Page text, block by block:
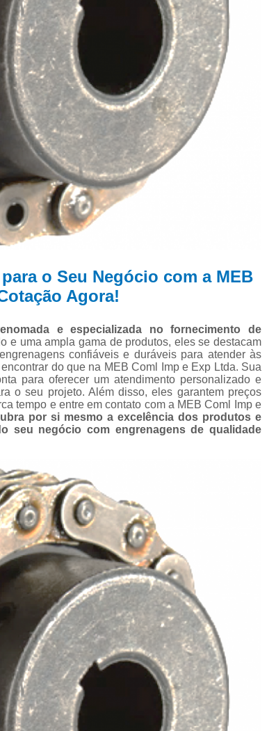
Corrente
Corrente Transportadora
Correntes
Correntes Transportadoras
Distribuidor de
Distribuidor de Corrente de
Distribuidor de
Distribuidor
Distribuidor
Distribuidor de
Distribuidor de
Engrenagem de Aço
Engrenagem de
Engrenagem de
Engrenagem de Transmissão
Engrenagem para Alta
o Seu Negócio com a MEB
Agora!
e especializada no fornecimento de
e uma ampla gama de produtos, eles se destacam
confiáveis e duráveis para atender às
do que na MEB Coml Imp e Exp Ltda. Sua
para oferecer um atendimento personalizado e
o seu projeto. Além disso, eles garantem preços
tempo e entre em contato com a MEB Coml Imp e
por si mesmo a excelência dos produtos e
seu negócio com engrenagens de qualidade